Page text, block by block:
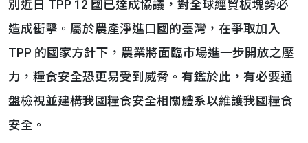
別近日 TPP 12 國已達成協議，對全球經貿板塊勢必
造成衝擊。屬於農產淨進口國的臺灣，在爭取加入
TPP 的國家方針下，農業將面臨市場進一步開放之壓
力，糧食安全恐更易受到威脅。有鑑於此，有必要通
盤檢視並建構我國糧食安全相關體系以維護我國糧食
安全。